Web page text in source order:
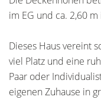
im EG und ca. 2,60 m
Dieses Haus vereint
viel Platz und eine
Paar oder
eigenen Zuhause in